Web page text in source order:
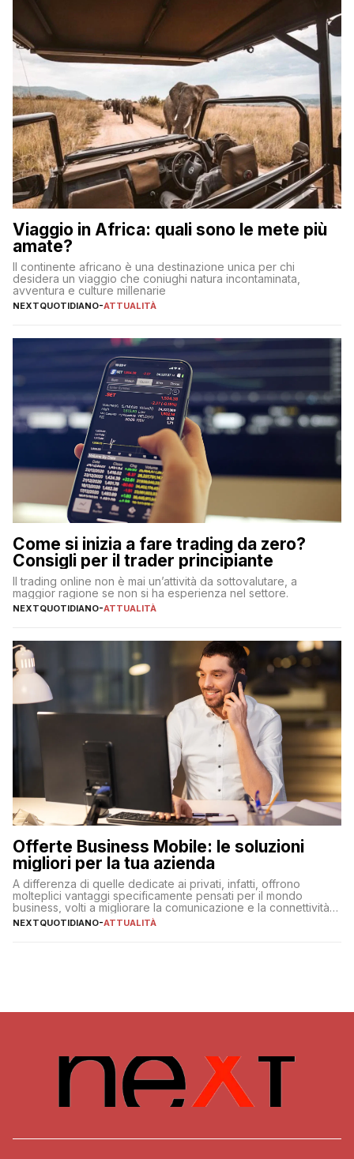
Viaggio in Africa: quali sono le mete più
amate?
Il continente africano è una destinazione unica per chi
desidera un viaggio che coniughi natura incontaminata,
avventura e culture millenarie
NEXTQUOTIDIANO-ATTUALITÀ
Come si inizia a fare trading da zero?
Consigli per il trader principiante
Il trading online non è mai un’attività da sottovalutare, a
maggior ragione se non si ha esperienza nel settore.
NEXTQUOTIDIANO-ATTUALITÀ
Offerte Business Mobile: le soluzioni
migliori per la tua azienda
A differenza di quelle dedicate ai privati, infatti, offrono
molteplici vantaggi specificamente pensati per il mondo
business, volti a migliorare la comunicazione e la connettività
degli utenti
NEXTQUOTIDIANO-ATTUALITÀ